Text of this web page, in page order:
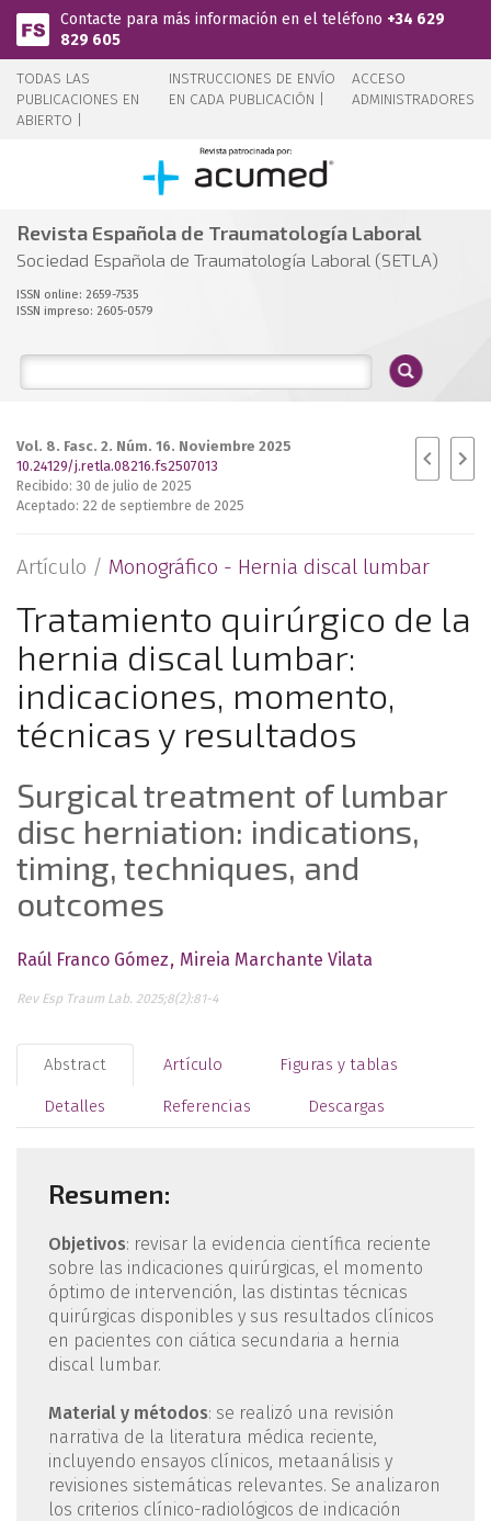
Pasar al contenido principal
Contacte para más información en el teléfono +34 629
829 605
TODAS LAS
PUBLICACIONES EN
ABIERTO |
INSTRUCCIONES DE ENVÍO
EN CADA PUBLICACIÓN |
ACCESO
ADMINISTRADORES
Revista Española de Traumatología Laboral
Sociedad Española de Traumatología Laboral (SETLA)
ISSN online: 2659-7535
ISSN impreso: 2605-0579
Vol. 8. Fasc. 2. Núm. 16. Noviembre 2025
10.24129/j.retla.08216.fs2507013
Recibido: 30 de julio de 2025
Aceptado: 22 de septiembre de 2025
Artículo / Monográfico - Hernia discal lumbar
Tratamiento quirúrgico de la
hernia discal lumbar:
indicaciones, momento,
técnicas y resultados
Surgical treatment of lumbar
disc herniation: indications,
timing, techniques, and
outcomes
Raúl Franco Gómez Mireia Marchante Vilata
Rev Esp Traum Lab. 2025;8(2):81-4
Abstract Artículo Figuras y tablas
Detalles Referencias Descargas
Resumen:
Objetivos: revisar la evidencia científica reciente
sobre las indicaciones quirúrgicas, el momento
óptimo de intervención, las distintas técnicas
quirúrgicas disponibles y sus resultados clínicos
en pacientes con ciática secundaria a hernia
discal lumbar.
Material y métodos: se realizó una revisión
narrativa de la literatura médica reciente,
incluyendo ensayos clínicos, metaanálisis y
revisiones sistemáticas relevantes. Se analizaron
los criterios clínico-radiológicos de indicación